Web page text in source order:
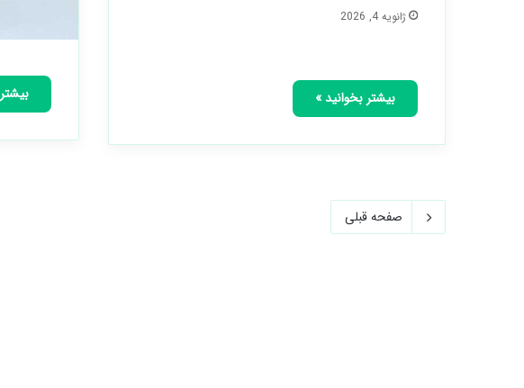
ژانویه 4, 2026
بیشتر بخوانید »
صفحه قبلی